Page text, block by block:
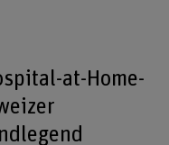
at-Home-